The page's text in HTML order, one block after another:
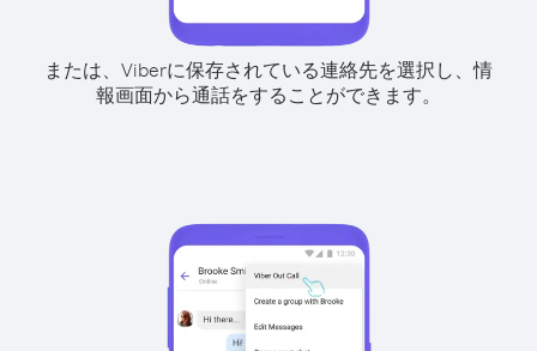
または、Viberに保存されている連絡先を選択し、情
報画面から通話をすることができます。